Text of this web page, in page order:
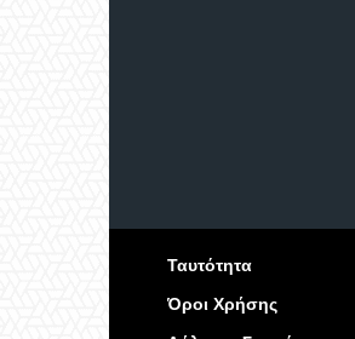
Ταυτότητα
Όροι Χρήσης